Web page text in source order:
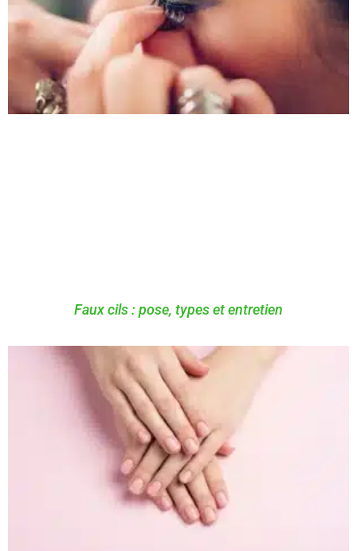
Faux cils : pose, types et entretien